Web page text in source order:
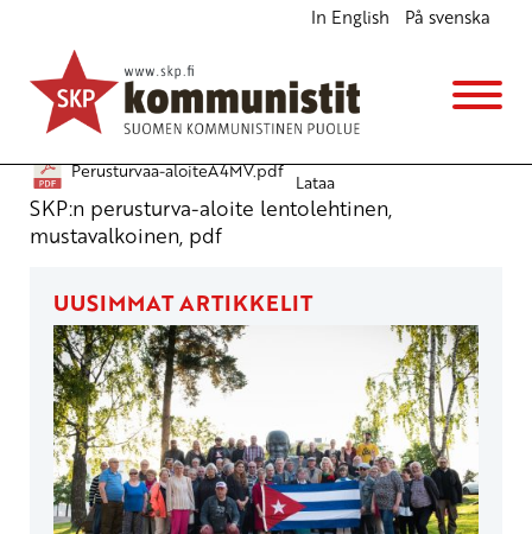
In English På svenska
Perusturva 800 euroon, MV
Julkiset materiaalit
19.12.2010 - 3:27
Perusturvaa-aloiteA4MV.pdf
Lataa
SKP:n perusturva-aloite lentolehtinen,
mustavalkoinen, pdf
UUSIMMAT ARTIKKELIT